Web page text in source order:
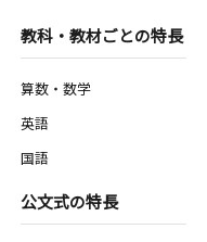
教科・教材ごとの特長
算数・数学
英語
国語
公文式の特長